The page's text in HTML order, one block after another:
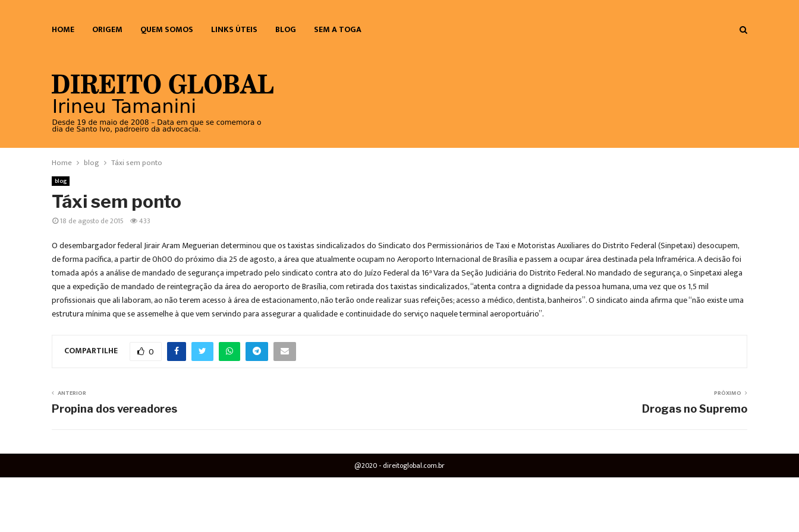
HOME ORIGEM QUEM SOMOS LINKS ÚTEIS BLOG SEM A TOGA
Home blog Táxi sem ponto
blog
Táxi sem ponto
18 de agosto de 2015 433
O desembargador federal Jirair Aram Meguerian determinou que os taxistas sindicalizados do Sindicato dos Permissionários de Taxi e Motoristas Auxiliares do Distrito Federal (Sinpetaxi) desocupem,
de forma pacífica, a partir de 0h00 do próximo dia 25 de agosto, a área que atualmente ocupam no Aeroporto Internacional de Brasília e passem a ocupar área destinada pela Inframérica. A decisão foi
tomada após a análise de mandado de segurança impetrado pelo sindicato contra ato do Juízo Federal da 16ª Vara da Seção Judiciária do Distrito Federal. No mandado de segurança, o Sinpetaxi alega
que a expedição de mandado de reintegração da área do aeroporto de Brasília, com retirada dos taxistas sindicalizados, “atenta contra a dignidade da pessoa humana, uma vez que os 1,5 mil
profissionais que ali laboram, ao não terem acesso à área de estacionamento, não terão onde realizar suas refeições; acesso a médico, dentista, banheiros”. O sindicato ainda afirma que “não existe uma
estrutura mínima que se assemelhe à que vem servindo para assegurar a qualidade e continuidade do serviço naquele terminal aeroportuário”.
COMPARTILHE 0
ANTERIOR
Propina dos vereadores
PRÓXIMO
Drogas no Supremo
@2020 - direitoglobal.com.br